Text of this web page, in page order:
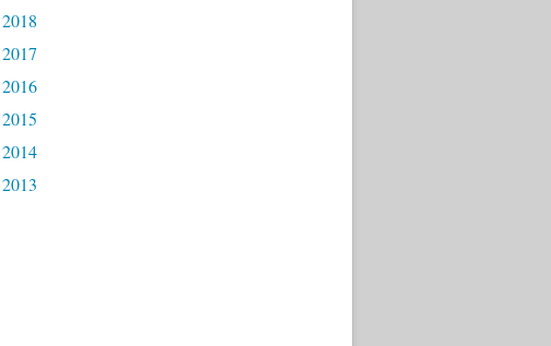
2018
2017
2016
2015
2014
2013